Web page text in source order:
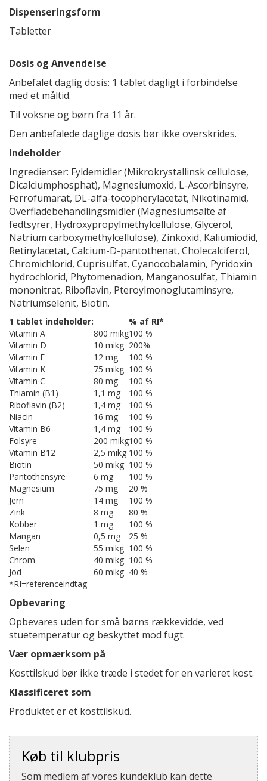
Dispenseringsform
Tabletter
Dosis og Anvendelse
Anbefalet daglig dosis: 1 tablet dagligt i forbindelse
med et måltid.
Til voksne og børn fra 11 år.
Den anbefalede daglige dosis bør ikke overskrides.
Indeholder
Ingredienser: Fyldemidler (Mikrokrystallinsk cellulose,
Dicalciumphosphat), Magnesiumoxid, L-Ascorbinsyre,
Ferrofumarat, DL-alfa-tocopherylacetat, Nikotinamid,
Overfladebehandlingsmidler (Magnesiumsalte af
fedtsyrer, Hydroxypropylmethylcellulose, Glycerol,
Natrium carboxymethylcellulose), Zinkoxid, Kaliumiodid,
Retinylacetat, Calcium-D-pantothenat, Cholecalciferol,
Chromichlorid, Cuprisulfat, Cyanocobalamin, Pyridoxin
hydrochlorid, Phytomenadion, Manganosulfat, Thiamin
mononitrat, Riboflavin, Pteroylmonoglutaminsyre,
Natriumselenit, Biotin.
1 tablet indeholder:
% af RI*
Vitamin A
800 mikg100 %
Vitamin D
10 mikg 200%
Vitamin E
12 mg
100 %
Vitamin K
75 mikg 100 %
Vitamin C
80 mg
100 %
Thiamin (B1)
1,1 mg
100 %
Riboflavin (B2)
1,4 mg
100 %
Niacin
16 mg
100 %
Vitamin B6
1,4 mg
100 %
Folsyre
200 mikg100 %
Vitamin B12
2,5 mikg 100 %
Biotin
50 mikg 100 %
Pantothensyre
6 mg
100 %
Magnesium
75 mg
20 %
Jern
14 mg
100 %
Zink
8 mg
80 %
Kobber
1 mg
100 %
Mangan
0,5 mg
25 %
Selen
55 mikg 100 %
Chrom
40 mikg 100 %
Jod
60 mikg 40 %
*RI=referenceindtag
Opbevaring
Opbevares uden for små børns rækkevidde, ved
stuetemperatur og beskyttet mod fugt.
Vær opmærksom på
Kosttilskud bør ikke træde i stedet for en varieret kost.
Klassificeret som
Produktet er et kosttilskud.
Køb til klubpris
Som medlem af vores kundeklub kan dette